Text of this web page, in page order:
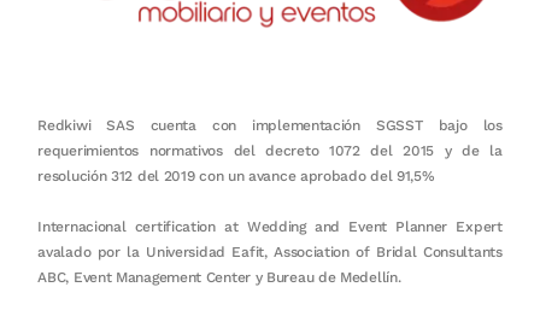
Redkiwi SAS cuenta con implementación SGSST bajo los
requerimientos normativos del decreto 1072 del 2015 y de la
resolución 312 del 2019 con un avance aprobado del 91,5%
Internacional certification at Wedding and Event Planner Expert
avalado por la Universidad Eafit, Association of Bridal Consultants
ABC, Event Management Center y Bureau de Medellín.